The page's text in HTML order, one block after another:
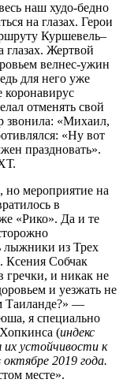
наш худо-бедно
на глазах. Герои
Куршевель–
Жертвой
велнес-ужин
для него уже
отменять свой
звонила: «Михаил,
«Ну вот
праздновать».
мероприятие на
в
«Рико». Да и те
лыжники из Трех
Ксения Собчак
гречки, и никак не
и уезжать не
Таиланде?» —
я специально
(индекс
их устойчивости к
2019 года.
месте».